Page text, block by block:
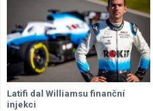
Latifi dal Williamsu finanční
injekci